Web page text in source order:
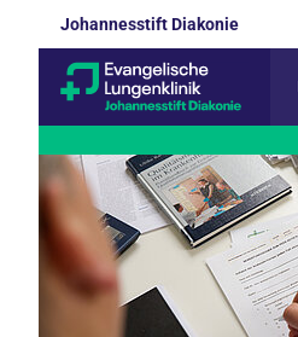
Johannesstift Diakonie